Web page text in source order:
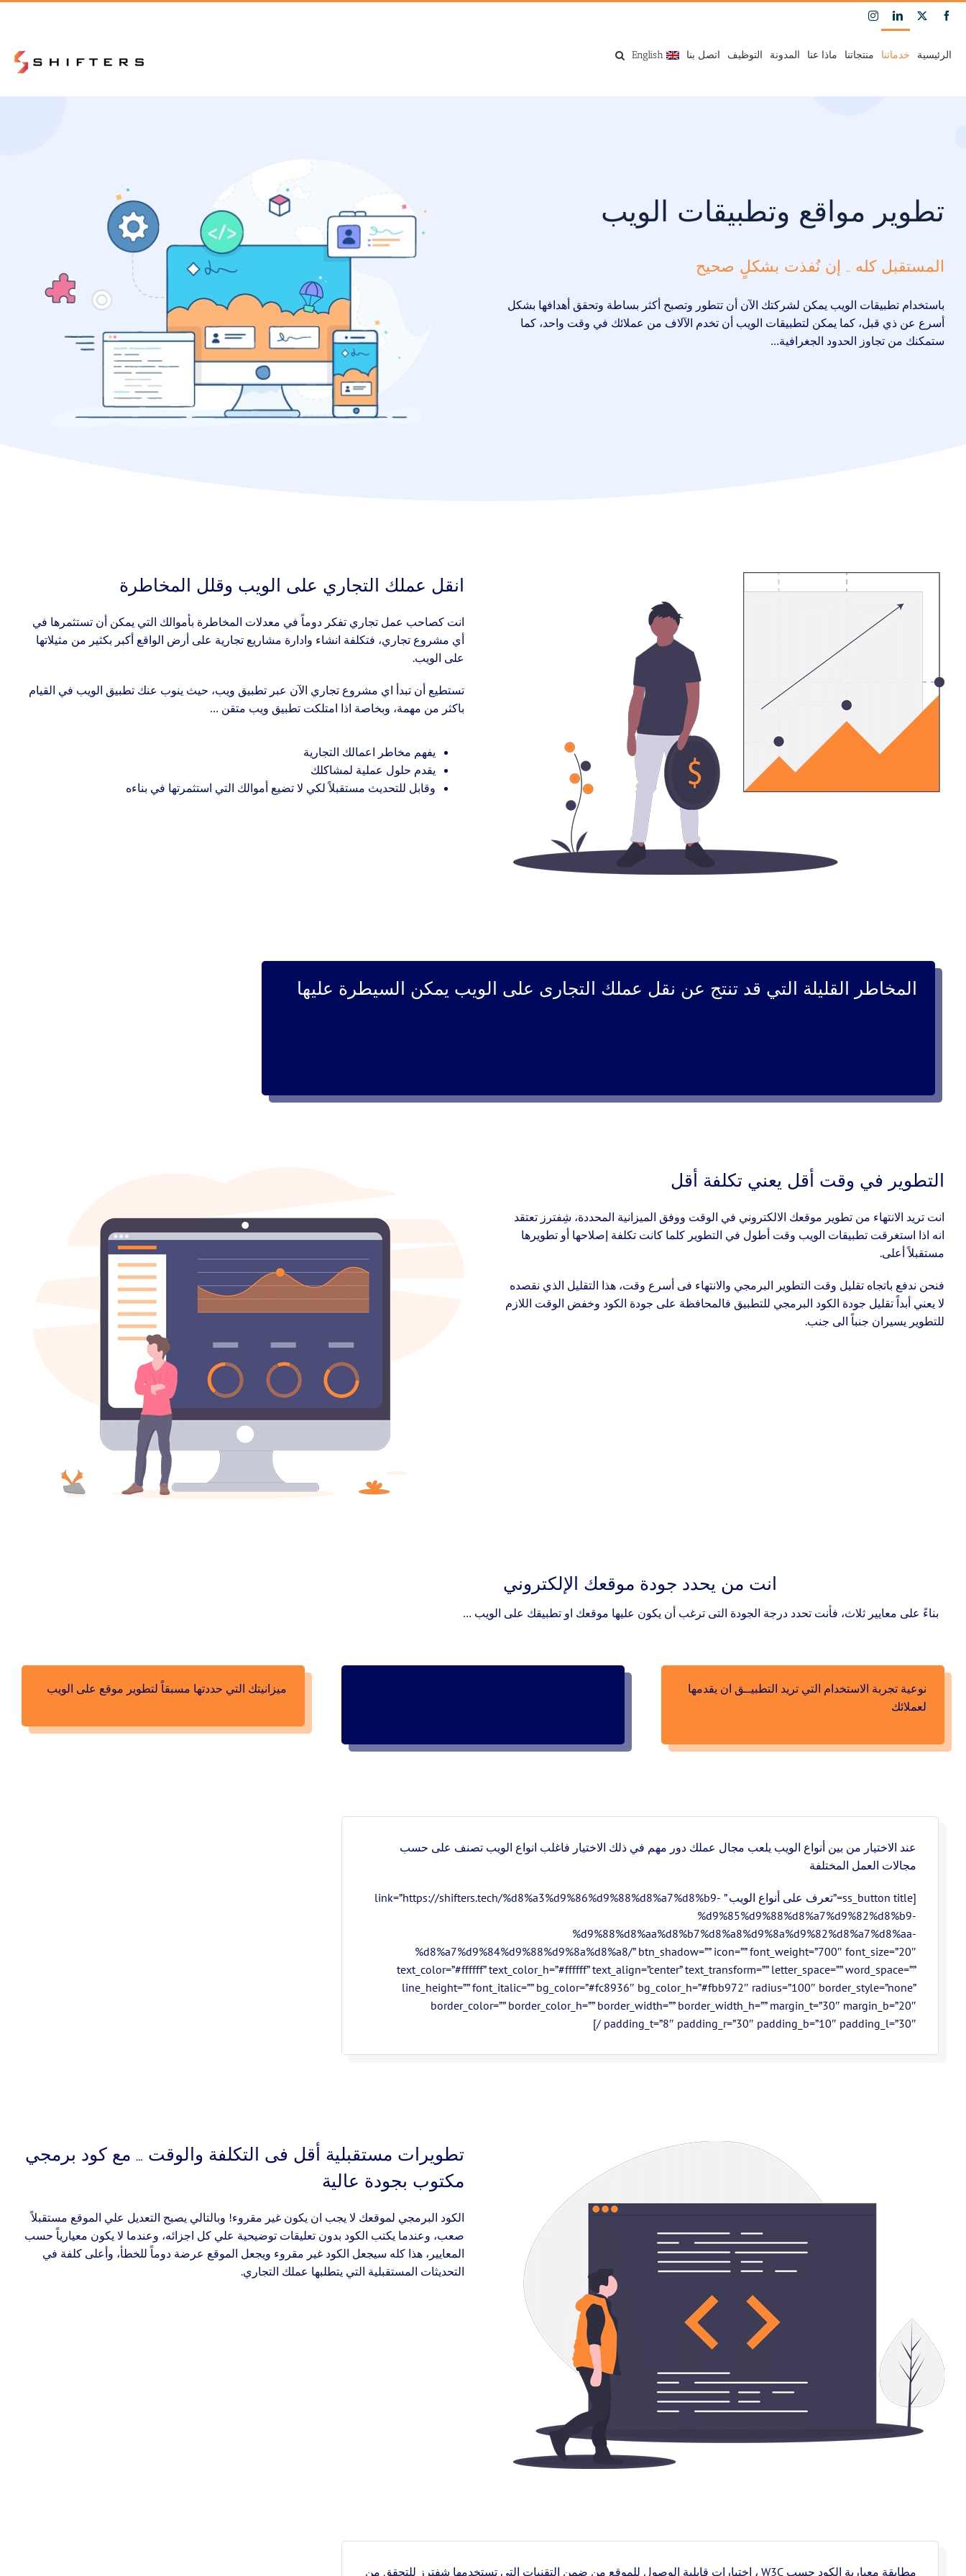
Skip
Facebook
X
LinkedIn
Instagram
الرئيسية خدماتنا منتجاتنا ماذا عنا المدونة التوظيف اتصل بنا English
تطوير مواقع وتطبيقات الويب
المستقبل كله .. إن نُفذت بشكلٍ صحيح
باستخدام تطبيقات الويب يمكن لشركتك الآن أن تتطور وتصبح أكثر بساطة وتحقق أهدافها بشكل
أسرع عن ذي قبل، كما يمكن لتطبيقات الويب أن تخدم الآلاف من عملائك في وقت واحد، كما
ستمكنك من تجاوز الحدود الجغرافية…
انقل عملك التجاري على الويب وقلل المخاطرة
انت كصاحب عمل تجاري تفكر دوماً في معدلات المخاطرة بأموالك التي يمكن أن تستثمرها في
أي مشروع تجاري، فتكلفة انشاء وادارة مشاريع تجارية على أرض الواقع أكبر بكثير من مثيلاتها
على الويب.
تستطيع أن تبدأ اي مشروع تجاري الآن عبر تطبيق ويب، حيث ينوب عنك تطبيق الويب في القيام
باكثر من مهمة، وبخاصة اذا امتلكت تطبيق ويب متقن …
يفهم مخاطر اعمالك التجارية
يقدم حلول عملية لمشاكلك
وقابل للتحديث مستقبلاً لكي لا تضيع أموالك التي استثمرتها في بناءه
المخاطر القليلة التي قد تنتج عن نقل عملك التجارى على الويب يمكن السيطرة عليها
التطوير في وقت أقل يعني تكلفة أقل
انت تريد الانتهاء من تطوير موقعك الالكتروني في الوقت ووفق الميزانية المحددة، شِفترز تعتقد
انه اذا استغرقت تطبيقات الويب وقت أطول في التطوير كلما كانت تكلفة إصلاحها أو تطويرها
مستقبلاً أعلى.
فنحن ندفع باتجاه تقليل وقت التطوير البرمجي والانتهاء فى أسرع وقت، هذا التقليل الذي نقصده
لا يعني أبداً تقليل جودة الكود البرمجي للتطبيق فالمحافظة على جودة الكود وخفض الوقت اللازم
للتطوير يسيران جنباً الى جنب.
انت من يحدد جودة موقعك الإلكتروني
بناءً على معايير ثلاث، فأنت تحدد درجة الجودة التى ترغب أن يكون عليها موقعك او تطبيقك على الويب …
نوعية تجربة الاستخدام التي تريد التطبيــق ان يقدمها
لعملائك
ميزانيتك التي حددتها مسبقاً لتطوير موقع على الويب
عند الاختيار من بين أنواع الويب يلعب مجال عملك دور مهم في ذلك الاختيار فاغلب انواع الويب تصنف على حسب
مجالات العمل المختلفة
[ss_button title=”تعرف على أنواع الويب ” link=”https://shifters.tech/%d8%a3%d9%86%d9%88%d8%a7%d8%b9-
%d9%85%d9%88%d8%a7%d9%82%d8%b9-
%d9%88%d8%aa%d8%b7%d8%a8%d9%8a%d9%82%d8%a7%d8%aa-
%d8%a7%d9%84%d9%88%d9%8a%d8%a8/” btn_shadow=”” icon=”” font_weight=”700″ font_size=”20″
text_color=”#ffffff” text_color_h=”#ffffff” text_align=”center” text_transform=”” letter_space=”” word_space=””
line_height=”” font_italic=”” bg_color=”#fc8936″ bg_color_h=”#fbb972″ radius=”100″ border_style=”none”
border_color=”” border_color_h=”” border_width=”” border_width_h=”” margin_t=”30″ margin_b=”20″
padding_t=”8″ padding_r=”30″ padding_b=”10″ padding_l=”30″ /]
تطويرات مستقبلية أقل فى التكلفة والوقت … مع كود برمجي
مكتوب بجودة عالية
الكود البرمجي لموقعك لا يجب ان يكون غير مقروء! وبالتالي يصبح التعديل علي الموقع مستقبلاً
صعب، وعندما يكتب الكود بدون تعليقات توضيحية علي كل اجزائه، وعندما لا يكون معيارياً حسب
المعايير، هذا كله سيجعل الكود غير مقروء ويجعل الموقع عرضة دوماً للخطأ، وأعلى كلفة في
التحديثات المستقبلية التي يتطلبها عملك التجاري.
مطابقة معيارية الكود حسب W3C ، اختبارات قابلية الوصول للموقع من ضمن التقنيات التي تستخدمها شِفترز للتحقق من